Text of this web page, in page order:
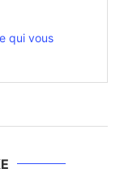
qui vous